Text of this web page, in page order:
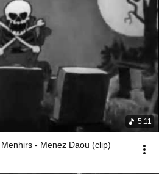
5:11
- Menez Daou (clip)